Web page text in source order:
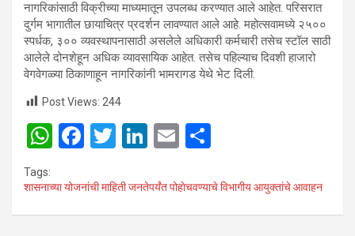
नागरिकांसाठी विक्रीच्या माध्यमातून उपलब्ध करण्यात आले आहेत. परिसरात
दुर्गम भागातील छायाचित्र प्रदर्शन लावण्यात आले आहे. महोत्सवामध्ये २५००
स्पर्धक, ३०० व्यवस्थापनासाठी असलेले अधिकारी कर्मचारी तसेच स्टॉल साठी
आलेले दोनशेहून अधिक व्यावसायिक आहेत. तसेच पहिल्याच दिवशी हाजारो
वेगवेगळ्या ठिकाणाहून नागरिकांनी भामरागड येथे भेट दिली.
Post Views: 244
W
at
s
F
ce
b
T
tt
er
Li
ke
dI
E
ail ar
e
Tags:
शासनाच्या योजनांची माहिती जनतेपर्यंत पोहाेचवण्याचे विभागीय आयुक्तांचे आवाहन